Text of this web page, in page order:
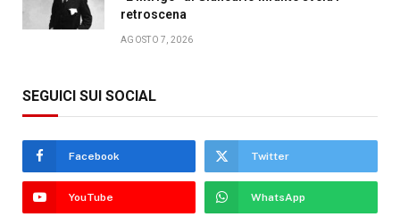
retroscena
AGOSTO 7, 2026
SEGUICI SUI SOCIAL
Facebook Twitter
YouTube WhatsApp